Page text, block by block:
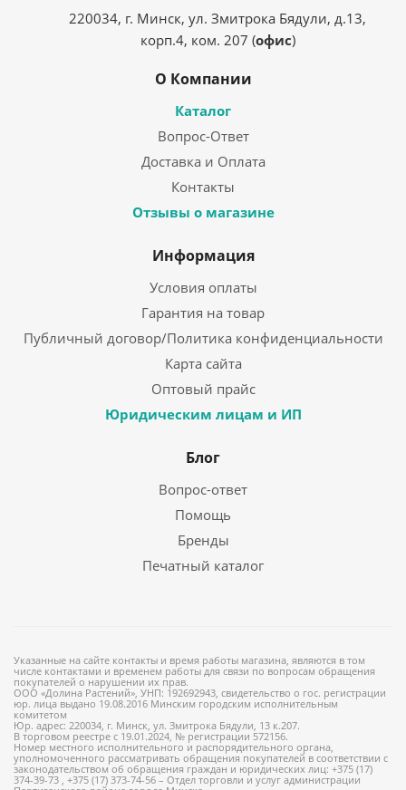
220034, г. Минск, ул. Змитрока Бядули, д.13,
корп.4, ком. 207 (офис)
О Компании
Каталог
Вопрос-Ответ
Доставка и Оплата
Контакты
Отзывы о магазине
Информация
Условия оплаты
Гарантия на товар
Публичный договор/Политика конфиденциальности
Карта сайта
Оптовый прайс
Юридическим лицам и ИП
Блог
Вопрос-ответ
Помощь
Бренды
Печатный каталог
Указанные на сайте контакты и время работы магазина, являются в том
числе контактами и временем работы для связи по вопросам обращения
покупателей о нарушении их прав.
ООО «Долина Растений», УНП: 192692943, свидетельство о гос. регистрации
юр. лица выдано 19.08.2016 Минским городским исполнительным
комитетом
Юр. адрес: 220034, г. Минск, ул. Змитрока Бядули, 13 к.207.
В торговом реестре с 19.01.2024, № регистрации 572156.
Номер местного исполнительного и распорядительного органа,
уполномоченного рассматривать обращения покупателей в соответствии с
законодательством об обращения граждан и юридических лиц: +375 (17)
374-39-73 , +375 (17) 373-74-56 – Отдел торговли и услуг администрации